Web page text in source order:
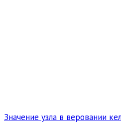
Значение узла в веровании